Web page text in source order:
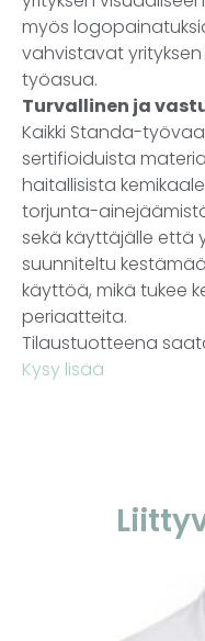
myös
vahvistavat
työasua.
Turvallinen ja
Kaikki Standa-
sertifioiduista
haitallisista
torjunta-
sekä käyttäjälle että
suunniteltu
käyttöä, mikä tukee
periaatteita.
Tilaustuotteena
Kysy lisää